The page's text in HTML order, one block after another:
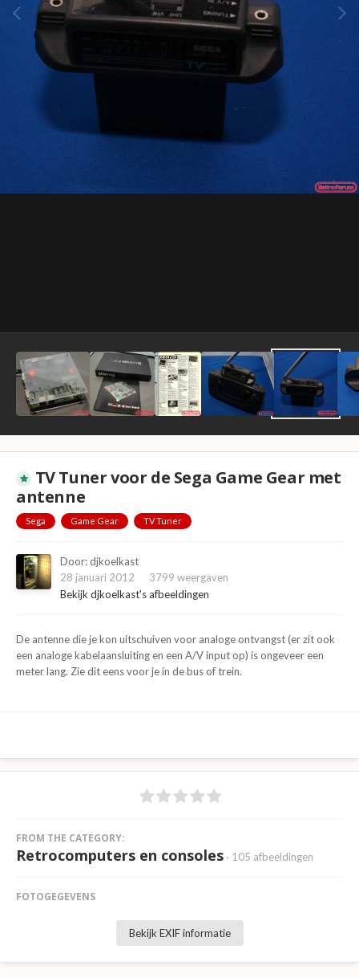
TV Tuner voor de Sega Game Gear met
antenne
Sega Game Gear TV Tuner
Door:djkoelkast
28 januari 2012
3799 weergaven
Bekijk djkoelkast's afbeeldingen
De antenne die je kon uitschuiven voor analoge ontvangst (er zit ook
een analoge kabelaansluiting en een A/V input op) is ongeveer een
meter lang. Zie dit eens voor je in de bus of trein.
FROM THE CATEGORY:
Retrocomputers en consoles · 105 afbeeldingen
FOTOGEGEVENS
Bekijk EXIF informatie